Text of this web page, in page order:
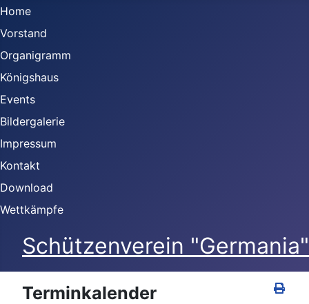
Home
Vorstand
Organigramm
Königshaus
Events
Bildergalerie
Impressum
Kontakt
Download
Wettkämpfe
Schützenverein
Terminkalender